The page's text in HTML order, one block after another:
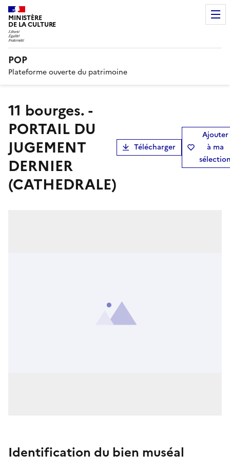
MINISTÈRE
DE LA CULTURE
POP
Plateforme ouverte du patrimoine
11 bourges. -
PORTAIL DU
JUGEMENT
DERNIER
(CATHEDRALE)
Télécharger
Ajouter
à ma
Identification du bien muséal